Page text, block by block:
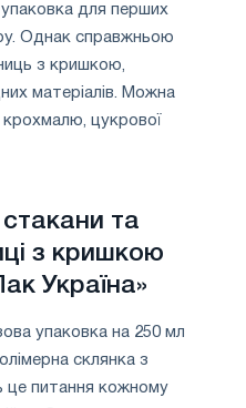
для перших
Однак справжньою
з кришкою,
матеріалів. Можна
цукрової
стакани та
з кришкою
Україна»
упаковка на 250 мл
склянка з
це питання кожному